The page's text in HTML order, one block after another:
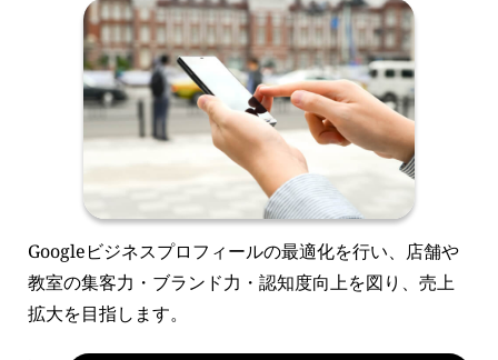
Googleビジネスプロフィールの最適化を行い、店舗や
教室の集客力・ブランド力・認知度向上を図り、売上
拡大を目指します。